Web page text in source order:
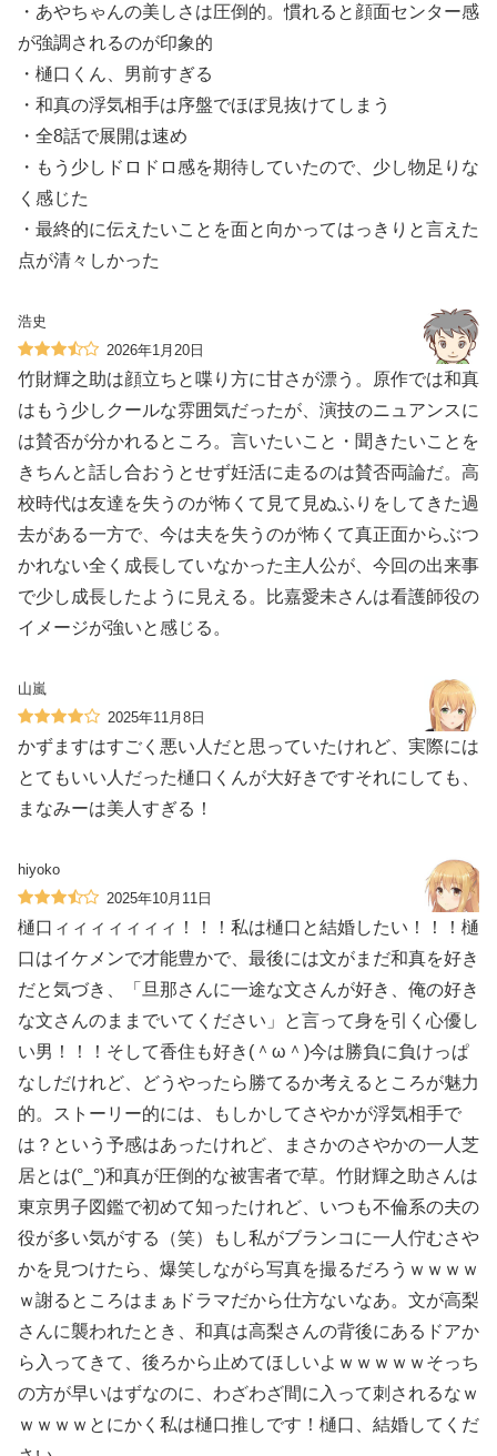
・あやちゃんの美しさは圧倒的。慣れると顔面センター感
が強調されるのが印象的
・樋口くん、男前すぎる
・和真の浮気相手は序盤でほぼ見抜けてしまう
・全8話で展開は速め
・もう少しドロドロ感を期待していたので、少し物足りな
く感じた
・最終的に伝えたいことを面と向かってはっきりと言えた
点が清々しかった
浩史
2026年1月20日
竹財輝之助は顔立ちと喋り方に甘さが漂う。原作では和真
はもう少しクールな雰囲気だったが、演技のニュアンスに
は賛否が分かれるところ。言いたいこと・聞きたいことを
きちんと話し合おうとせず妊活に走るのは賛否両論だ。高
校時代は友達を失うのが怖くて見て見ぬふりをしてきた過
去がある一方で、今は夫を失うのが怖くて真正面からぶつ
かれない全く成長していなかった主人公が、今回の出来事
で少し成長したように見える。比嘉愛未さんは看護師役の
イメージが強いと感じる。
山嵐
2025年11月8日
かずますはすごく悪い人だと思っていたけれど、実際には
とてもいい人だった樋口くんが大好きですそれにしても、
まなみーは美人すぎる！
hiyoko
2025年10月11日
樋口ィィィィィィィ！！！私は樋口と結婚したい！！！樋
口はイケメンで才能豊かで、最後には文がまだ和真を好き
だと気づき、「旦那さんに一途な文さんが好き、俺の好き
な文さんのままでいてください」と言って身を引く心優し
い男！！！そして香住も好き(＾ω＾)今は勝負に負けっぱ
なしだけれど、どうやったら勝てるか考えるところが魅力
的。ストーリー的には、もしかしてさやかが浮気相手で
は？という予感はあったけれど、まさかのさやかの一人芝
居とは(°_°)和真が圧倒的な被害者で草。竹財輝之助さんは
東京男子図鑑で初めて知ったけれど、いつも不倫系の夫の
役が多い気がする（笑）もし私がブランコに一人佇むさや
かを見つけたら、爆笑しながら写真を撮るだろうｗｗｗｗ
ｗ謝るところはまぁドラマだから仕方ないなあ。文が高梨
さんに襲われたとき、和真は高梨さんの背後にあるドアか
ら入ってきて、後ろから止めてほしいよｗｗｗｗｗそっち
の方が早いはずなのに、わざわざ間に入って刺されるなｗ
ｗｗｗｗとにかく私は樋口推しです！樋口、結婚してくだ